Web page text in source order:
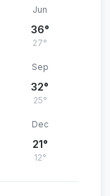
Jun
36°
27°
Sep
32°
25°
Dec
21°
12°